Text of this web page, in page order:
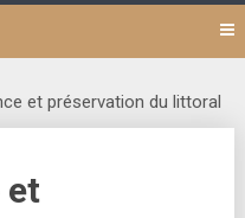
et préservation du littoral
et